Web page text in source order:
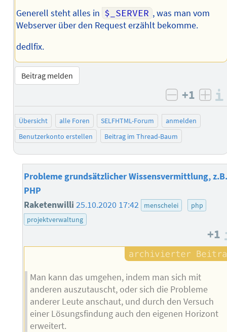
Generell steht alles in $_SERVER , was man vom
Webserver über den Request erzählt bekomme.
dedlfix.
Beitrag melden
negativ
+1
Übersicht alle Foren SELFHTML-Forum
anmelden
Benutzerkonto erstellen
Beitrag im Thread-Baum
Probleme grundsätzlicher Wissensvermittlung, z.B.
PHP
Raketenwilli 25.10.2020 17:42 menschelei
php
projektverwaltung
+1
Man kann das umgehen, indem man sich mit
anderen auszutauscht, oder sich die Probleme
anderer Leute anschaut, und durch den Versuch
einer Lösungsfindung auch den eigenen Horizont
erweitert.